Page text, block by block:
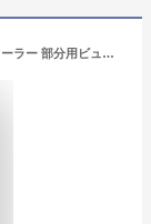
［ 部分用カーラー ］資生堂 ミニアイラッシュカーラー 部分用ビューラー ポイントカール用 ◎メール便発送 ⇒ ポストへお届け